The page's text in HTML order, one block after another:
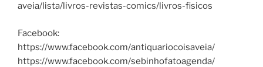
aveia/lista/livros-revistas-comics/livros-fisicos
Facebook:
https://www.facebook.com/antiquariocoisaveia/
https://www.facebook.com/sebinhofatoagenda/